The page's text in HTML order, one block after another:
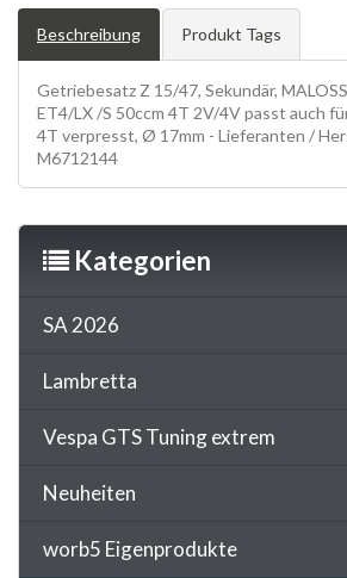
Beschreibung Produkt Tags
Getriebesatz Z 15/47, Sekundär,
ET4/LX /S 50ccm 4T 2V/4V passt auch
4T verpresst, Ø 17mm - Lieferanten /
M6712144
Kategorien
SA 2026
Lambretta
Vespa GTS Tuning extrem
Neuheiten
worb5 Eigenprodukte